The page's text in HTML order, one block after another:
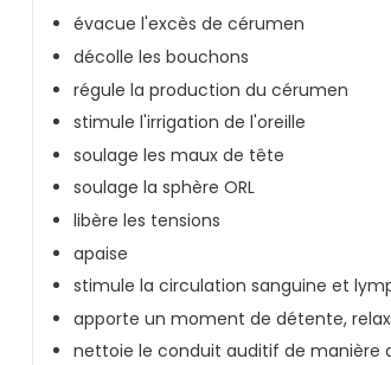
évacue l'excès de cérumen
décolle les bouchons
régule la production du cérumen
stimule l'irrigation de l'oreille
soulage les maux de tête
soulage la sphère ORL
libère les tensions
apaise
stimule la circulation sanguine et
apporte un moment de détente,
nettoie le conduit auditif de manière